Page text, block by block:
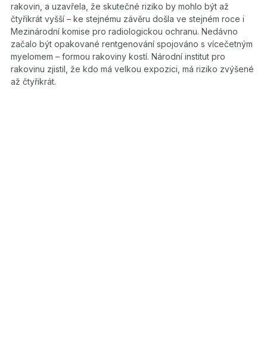
rakovin, a uzavřela, že skutečné riziko by mohlo být až
čtyřikrát vyšší – ke stejnému závěru došla ve stejném roce i
Mezinárodní komise pro radiologickou ochranu. Nedávno
začalo být opakované rentgenování spojováno s vícečetným
myelomem – formou rakoviny kostí. Národní institut pro
rakovinu zjistil, že kdo má velkou expozici, má riziko zvýšené
až čtyřikrát.